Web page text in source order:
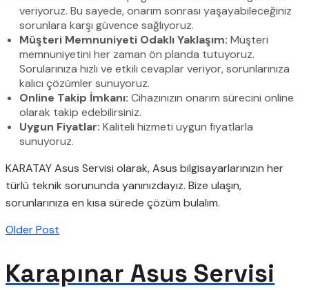
veriyoruz. Bu sayede, onarım sonrası yaşayabileceğiniz
sorunlara karşı güvence sağlıyoruz.
Müşteri Memnuniyeti Odaklı Yaklaşım: Müşteri
memnuniyetini her zaman ön planda tutuyoruz.
Sorularınıza hızlı ve etkili cevaplar veriyor, sorunlarınıza
kalıcı çözümler sunuyoruz.
Online Takip İmkanı: Cihazınızın onarım sürecini online
olarak takip edebilirsiniz.
Uygun Fiyatlar: Kaliteli hizmeti uygun fiyatlarla
sunuyoruz.
KARATAY Asus Servisi olarak, Asus bilgisayarlarınızın her
türlü teknik sorununda yanınızdayız. Bize ulaşın,
sorunlarınıza en kısa sürede çözüm bulalım.
Older Post
Karapınar Asus Servisi